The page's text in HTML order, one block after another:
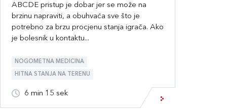
ABCDE pristup je dobar jer se može na
brzinu napraviti, a obuhvaća sve što je
potrebno za brzu procjenu stanja igrača. Ako
je bolesnik u kontaktu...
NOGOMETNA MEDICINA
HITNA STANJA NA TERENU
6 min 15 sek